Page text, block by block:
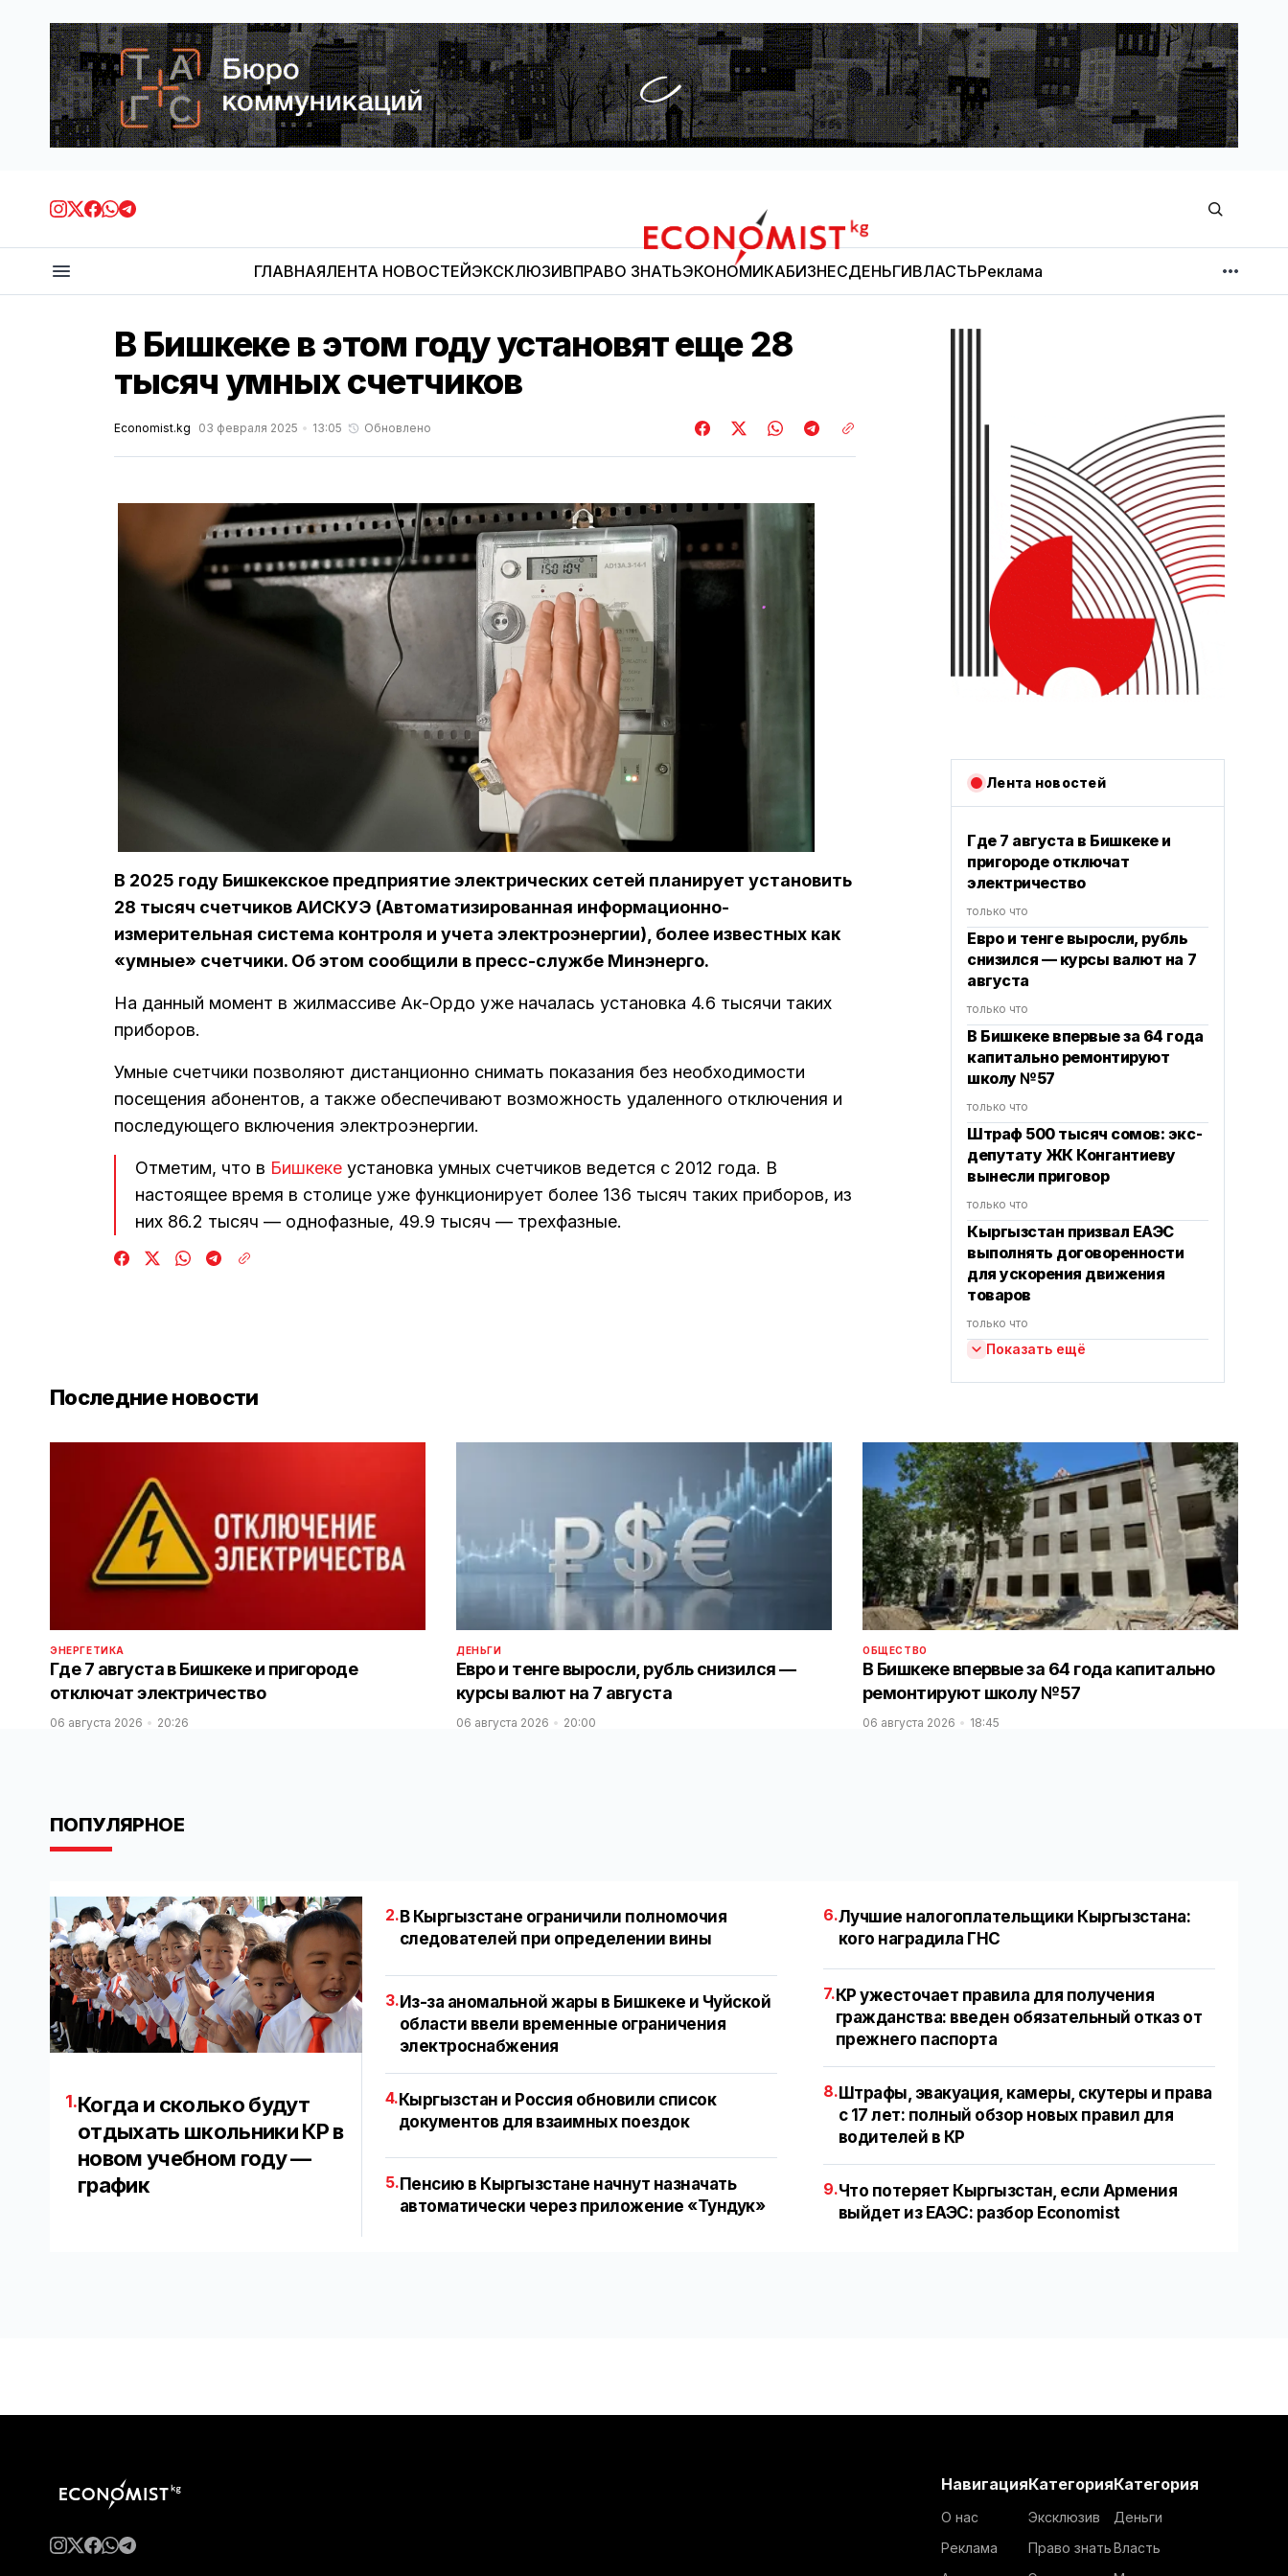
Economist.kg
ГЛАВНАЯЛЕНТА НОВОСТЕЙЭКСКЛЮЗИВПРАВО ЗНАТЬЭКОНОМИКАБИЗНЕСДЕНЬГИВЛАСТЬРеклама
МНЕНИЕ
В Бишкеке в этом году установят еще 28
тысяч умных счетчиков
Economist.kg 03 февраля 2025 13:05 Обновлено
В 2025 году Бишкекское предприятие электрических сетей планирует установить
28 тысяч счетчиков АИСКУЭ (Автоматизированная информационно-
измерительная система контроля и учета электроэнергии), более известных как
«умные» счетчики. Об этом сообщили в пресс-службе Минэнерго.
На данный момент в жилмассиве Ак-Ордо уже началась установка 4.6 тысячи таких
приборов.
Умные счетчики позволяют дистанционно снимать показания без необходимости
посещения абонентов, а также обеспечивают возможность удаленного отключения и
последующего включения электроэнергии.
Отметим, что в Бишкеке установка умных счетчиков ведется с 2012 года. В
настоящее время в столице уже функционирует более 136 тысяч таких приборов, из
них 86.2 тысяч — однофазные, 49.9 тысяч — трехфазные.
Лента новостей
Где 7 августа в Бишкеке и
пригороде отключат
электричество
только что
Евро и тенге выросли, рубль
снизился — курсы валют на 7
августа
только что
В Бишкеке впервые за 64 года
капитально ремонтируют
школу №57
только что
Штраф 500 тысяч сомов: экс-
депутату ЖК Конгантиеву
вынесли приговор
только что
Кыргызстан призвал ЕАЭС
выполнять договоренности
для ускорения движения
товаров
только что
Показать ещё
Последние новости
ЭНЕРГЕТИКА
Где 7 августа в Бишкеке и пригороде
отключат электричество
06 августа 2026 20:26
ДЕНЬГИ
Евро и тенге выросли, рубль снизился —
курсы валют на 7 августа
06 августа 2026 20:00
ОБЩЕСТВО
В Бишкеке впервые за 64 года капитально
ремонтируют школу №57
06 августа 2026 18:45
ПОПУЛЯРНОЕ
1.Когда и сколько будут
отдыхать школьники КР в
новом учебном году —
график
2. В Кыргызстане ограничили полномочия
следователей при определении вины
3.Из-за аномальной жары в Бишкеке и Чуйской
области ввели временные ограничения
электроснабжения
4.Кыргызстан и Россия обновили список
документов для взаимных поездок
5. Пенсию в Кыргызстане начнут назначать
автоматически через приложение «Тундук»
6.Лучшие налогоплательщики Кыргызстана:
кого наградила ГНС
7. КР ужесточает правила для получения
гражданства: введен обязательный отказ от
прежнего паспорта
8. Штрафы, эвакуация, камеры, скутеры и права
с 17 лет: полный обзор новых правил для
водителей в КР
9.Что потеряет Кыргызстан, если Армения
выйдет из ЕАЭС: разбор Economist
Навигация
О нас
Реклама
Категория
Эксклюзив
Право знать
Категория
Деньги
Власть